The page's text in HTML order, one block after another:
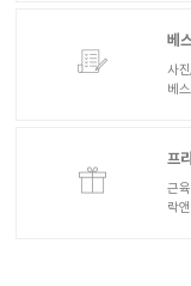
베
사
베
프
근
락